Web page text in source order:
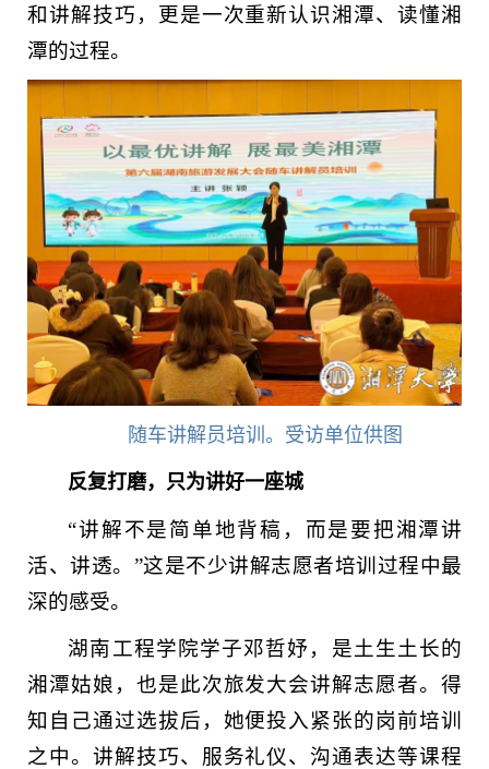
和讲解技巧，更是一次重新认识湘潭、读懂湘
潭的过程。
随车讲解员培训。受访单位供图
反复打磨，只为讲好一座城
“讲解不是简单地背稿，而是要把湘潭讲
活、讲透。”这是不少讲解志愿者培训过程中最
深的感受。
湖南工程学院学子邓哲妤，是土生土长的
湘潭姑娘，也是此次旅发大会讲解志愿者。得
知自己通过选拔后，她便投入紧张的岗前培训
之中。讲解技巧、服务礼仪、沟通表达等课程